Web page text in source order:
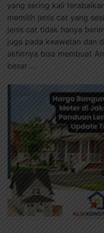
yang sering kali
memilih jenis cat yang
jenis cat tidak hanya
juga pada keawetan dan
akhirnya bisa membuat
besar …